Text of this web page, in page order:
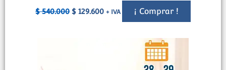
$540.000 $ 129.600 + IVA ¡ Comprar !